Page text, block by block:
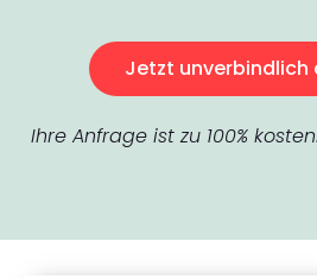
Jetzt unverbindlich
Ihre Anfrage ist zu 100%